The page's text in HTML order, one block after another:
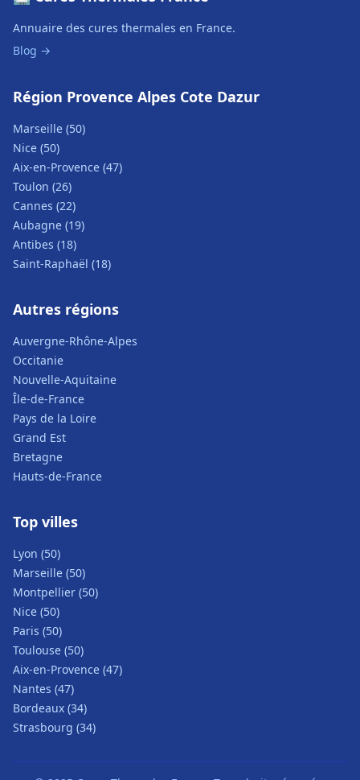
Annuaire des cures thermales en France.
Blog →
Région Provence Alpes Cote Dazur
Marseille (50)
Nice (50)
Aix-en-Provence (47)
Toulon (26)
Cannes (22)
Aubagne (19)
Antibes (18)
Saint-Raphaël (18)
Autres régions
Auvergne-Rhône-Alpes
Occitanie
Nouvelle-Aquitaine
Île-de-France
Pays de la Loire
Grand Est
Bretagne
Hauts-de-France
Top villes
Lyon (50)
Marseille (50)
Montpellier (50)
Nice (50)
Paris (50)
Toulouse (50)
Aix-en-Provence (47)
Nantes (47)
Bordeaux (34)
Strasbourg (34)